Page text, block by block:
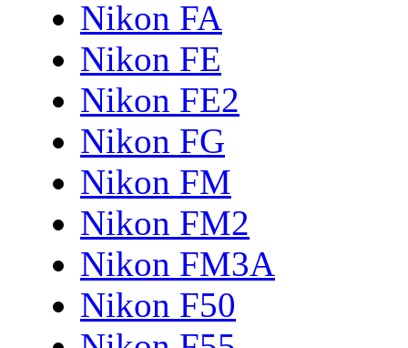
Nikon FA
Nikon FE
Nikon FE2
Nikon FG
Nikon FM
Nikon FM2
Nikon FM3A
Nikon F50